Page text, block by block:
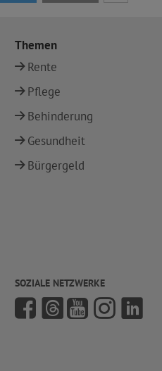
Themen
Rente
Pflege
Behinderung
Gesundheit
Bürgergeld
SOZIALE NETZWERKE